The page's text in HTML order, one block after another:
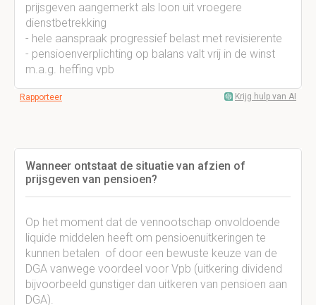
prijsgeven aangemerkt als loon uit vroegere
dienstbetrekking
- hele aanspraak progressief belast met revisierente
- pensioenverplichting op balans valt vrij in de winst
m.a.g. heffing vpb
Rapporteer Krijg hulp van AI
Wanneer ontstaat de situatie van afzien of
prijsgeven van pensioen?
Op het moment dat de vennootschap onvoldoende
liquide middelen heeft om pensioenuitkeringen te
kunnen betalen of door een bewuste keuze van de
DGA vanwege voordeel voor Vpb (uitkering dividend
bijvoorbeeld gunstiger dan uitkeren van pensioen aan
DGA).